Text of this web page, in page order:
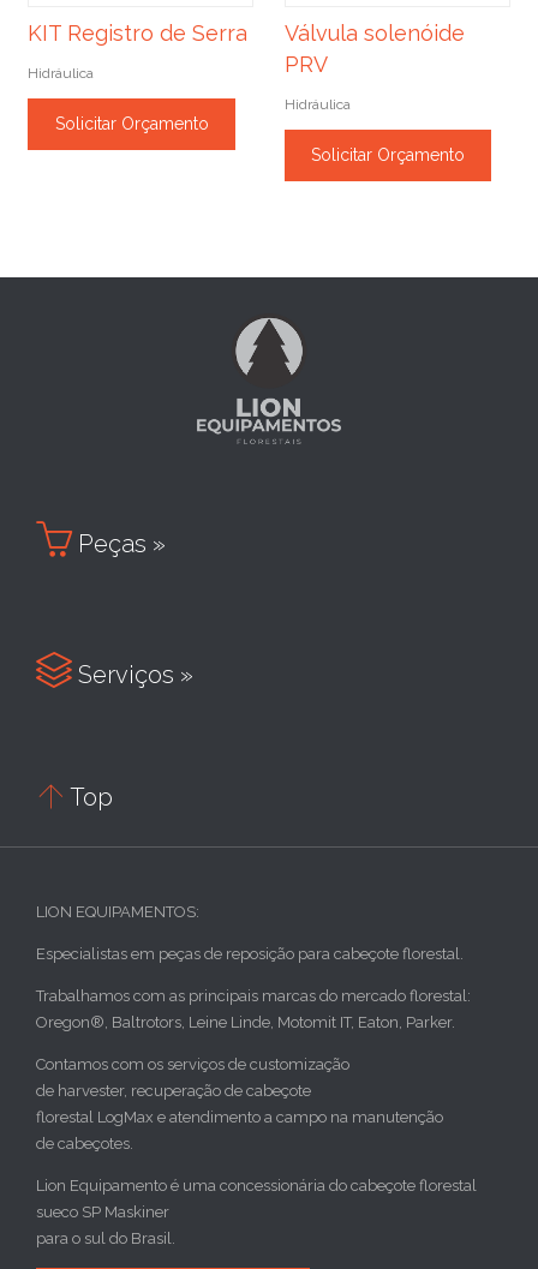
KIT Registro de Serra
Hidráulica
Solicitar Orçamento
Válvula solenóide
PRV
Hidráulica
Solicitar Orçamento
 Peças »
 Serviços »
 Top
LION EQUIPAMENTOS:
Especialistas em peças de reposição para cabeçote florestal.
Trabalhamos com as principais marcas do mercado florestal:
Oregon®, Baltrotors, Leine Linde, Motomit IT, Eaton, Parker.
Contamos com os serviços de customização
de harvester, recuperação de cabeçote
florestal LogMax e atendimento a campo na manutenção
de cabeçotes.
Lion Equipamento é uma concessionária do cabeçote florestal
sueco SP Maskiner
para o sul do Brasil.